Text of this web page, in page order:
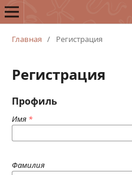
Главная / Регистрация
Регистрация
Профиль
Имя *
Фамилия